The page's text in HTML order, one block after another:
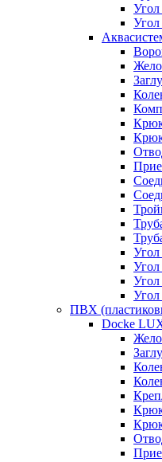
Угол
Угол
Угол
Угол
ПВХ
Docke